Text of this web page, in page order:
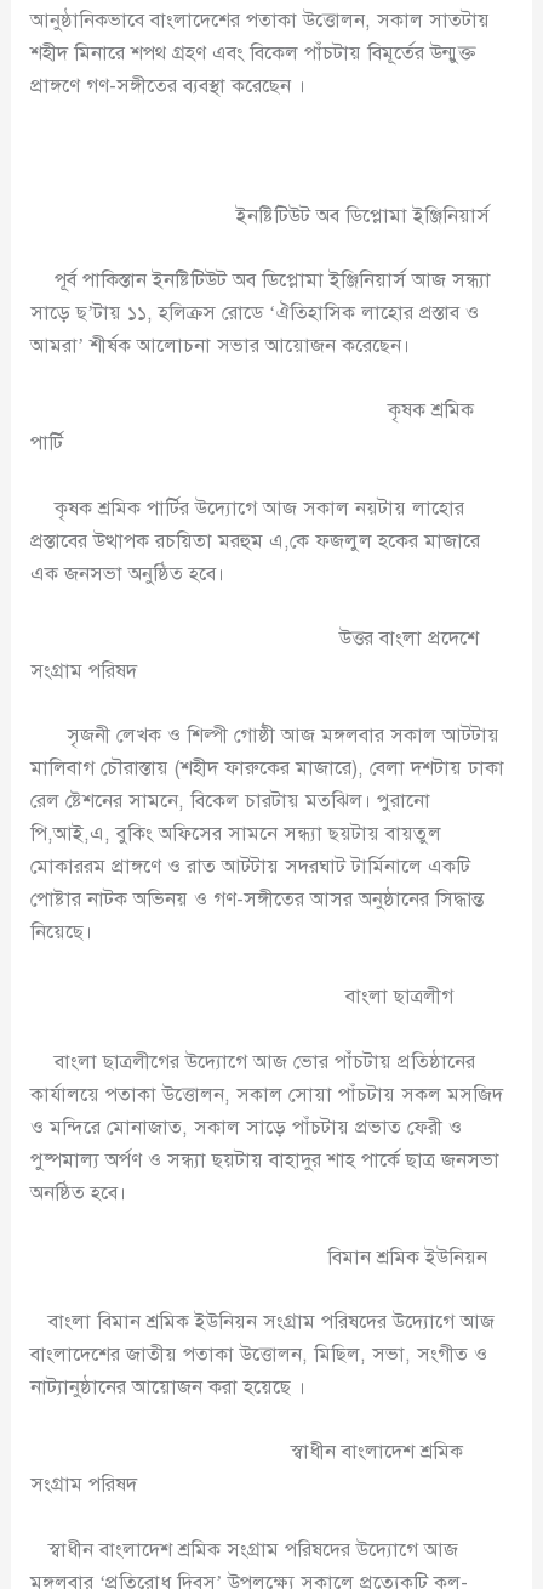
আনুষ্ঠানিকভাবে বাংলাদেশের পতাকা উত্তোলন, সকাল সাতটায়
শহীদ মিনারে শপথ গ্রহণ এবং বিকেল পাঁচটায় বিমূর্তের উন্মুক্ত
প্রাঙ্গণে গণ-সঙ্গীতের ব্যবস্থা করেছেন ।
ইনষ্টিটিউট অব ডিপ্লোমা ইঞ্জিনিয়ার্স
পূর্ব পাকিস্তান ইনষ্টিটিউট অব ডিপ্লোমা ইঞ্জিনিয়ার্স আজ সন্ধ্যা
সাড়ে ছ’টায় ১১, হলিক্রস রোডে ‘ঐতিহাসিক লাহোর প্রস্তাব ও
আমরা’ শীর্ষক আলোচনা সভার আয়োজন করেছেন।
কৃষক শ্রমিক
পার্টি
কৃষক শ্রমিক পার্টির উদ্যোগে আজ সকাল নয়টায় লাহোর
প্রস্তাবের উত্থাপক রচয়িতা মরহুম এ,কে ফজলুল হকের মাজারে
এক জনসভা অনুষ্ঠিত হবে।
উত্তর বাংলা প্রদেশে
সংগ্রাম পরিষদ
সৃজনী লেখক ও শিল্পী গোষ্ঠী আজ মঙ্গলবার সকাল আটটায়
মালিবাগ চৌরাস্তায় (শহীদ ফারুকের মাজারে), বেলা দশটায় ঢাকা
রেল ষ্টেশনের সামনে, বিকেল চারটায় মতঝিল। পুরানো
পি,আই,এ, বুকিং অফিসের সামনে সন্ধ্যা ছয়টায় বায়তুল
মোকাররম প্রাঙ্গণে ও রাত আটটায় সদরঘাট টার্মিনালে একটি
পোষ্টার নাটক অভিনয় ও গণ-সঙ্গীতের আসর অনুষ্ঠানের সিদ্ধান্ত
নিয়েছে।
বাংলা ছাত্রলীগ
বাংলা ছাত্রলীগের উদ্যোগে আজ ভোর পাঁচটায় প্রতিষ্ঠানের
কার্যালয়ে পতাকা উত্তোলন, সকাল সোয়া পাঁচটায় সকল মসজিদ
ও মন্দিরে মোনাজাত, সকাল সাড়ে পাঁচটায় প্রভাত ফেরী ও
পুষ্পমাল্য অর্পণ ও সন্ধ্যা ছয়টায় বাহাদুর শাহ পার্কে ছাত্র জনসভা
অনষ্ঠিত হবে।
বিমান শ্রমিক ইউনিয়ন
বাংলা বিমান শ্রমিক ইউনিয়ন সংগ্রাম পরিষদের উদ্যোগে আজ
বাংলাদেশের জাতীয় পতাকা উত্তোলন, মিছিল, সভা, সংগীত ও
নাট্যানুষ্ঠানের আয়োজন করা হয়েছে ।
স্বাধীন বাংলাদেশ শ্রমিক
সংগ্রাম পরিষদ
স্বাধীন বাংলাদেশ শ্রমিক সংগ্রাম পরিষদের উদ্যোগে আজ
মঙ্গলবার ‘প্রতিরোধ দিবস’ উপলক্ষ্যে সকালে প্রত্যেকটি কল-